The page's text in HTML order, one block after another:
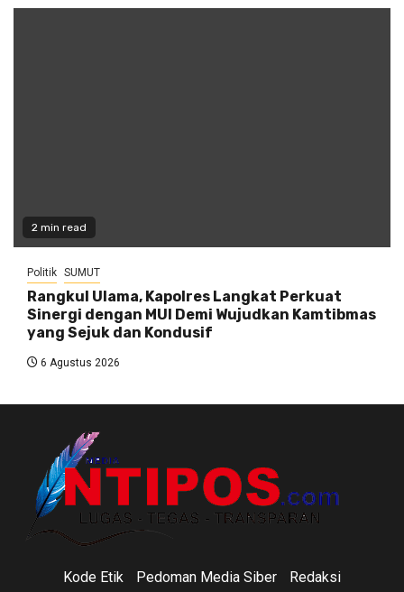
2 min read
Politik SUMUT
Rangkul Ulama, Kapolres Langkat Perkuat
Sinergi dengan MUI Demi Wujudkan Kamtibmas
yang Sejuk dan Kondusif
6 Agustus 2026
Kode Etik Pedoman Media Siber Redaksi